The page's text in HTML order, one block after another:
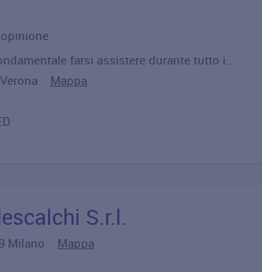
farsi assistere durante tutto i..
Verona Mappa
S.r.l.
Milano Mappa